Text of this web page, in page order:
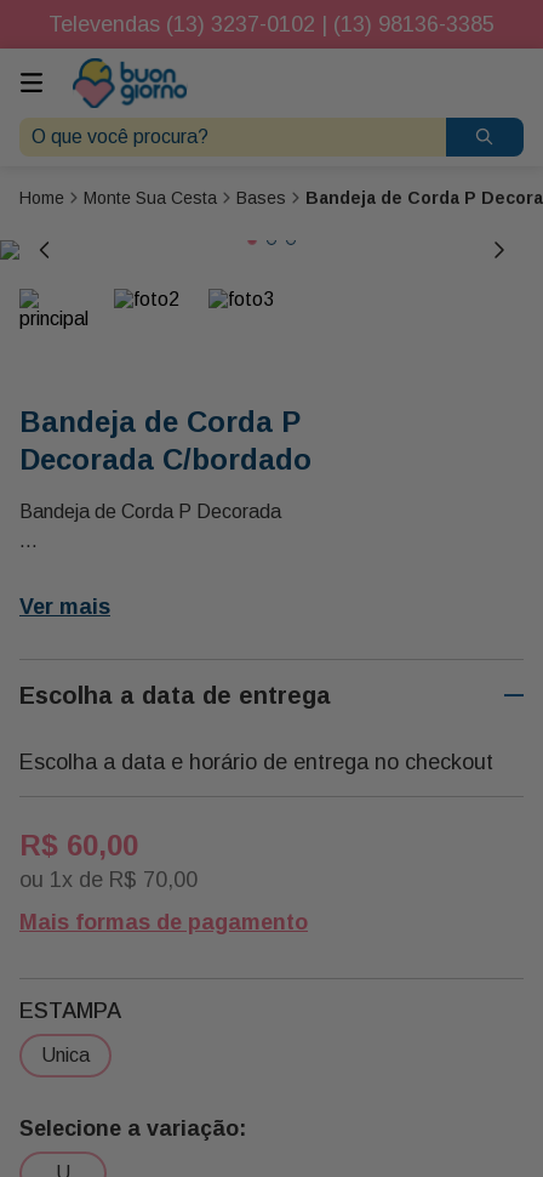
Televendas (13) 3237-0102 | (13) 98136-3385
O que você procura?
Monte Sua Cesta Bases Bandeja de Corda P
Bandeja de Corda P
Decorada C/bordado
Bandeja de Corda P Decorada
Ver mais
Escolha a data de entrega
Escolha a data e horário de entrega no checkout
R$ 60,00
ou 1 x de R$ 70,00
Mais formas de pagamento
u
ESTAMPA
unica